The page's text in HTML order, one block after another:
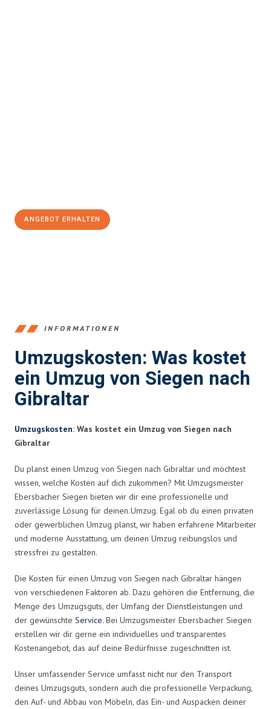
ANGEBOT ERHALTEN
INFORMATIONEN
Umzugskosten: Was kostet
ein Umzug von Siegen nach
Gibraltar
Umzugskosten: Was kostet ein Umzug von Siegen nach
Gibraltar
Du planst einen Umzug von Siegen nach Gibraltar und möchtest
wissen, welche Kosten auf dich zukommen? Mit Umzugsmeister
Ebersbacher Siegen bieten wir dir eine professionelle und
zuverlässige Lösung für deinen Umzug. Egal ob du einen privaten
oder gewerblichen Umzug planst, wir haben erfahrene Mitarbeiter
und moderne Ausstattung, um deinen Umzug reibungslos und
stressfrei zu gestalten.
Die Kosten für einen Umzug von Siegen nach Gibraltar hängen
von verschiedenen Faktoren ab. Dazu gehören die Entfernung, die
Menge des Umzugsguts, der Umfang der Dienstleistungen und
der gewünschte Service. Bei Umzugsmeister Ebersbacher Siegen
erstellen wir dir gerne ein individuelles und transparentes
Kostenangebot, das auf deine Bedürfnisse zugeschnitten ist.
Unser umfassender Service umfasst nicht nur den Transport
deines Umzugsguts, sondern auch die professionelle Verpackung,
den Auf- und Abbau von Möbeln, das Ein- und Auspacken deiner